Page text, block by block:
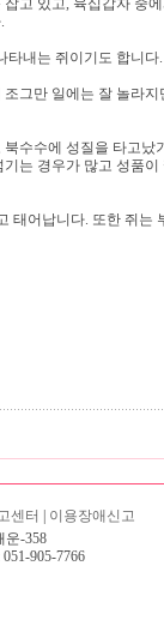
고 있고, 육십갑자 중
타내는 쥐이기도 합니다.
그만 일에는 잘 놀라지
수수에 성질을 타고났
는 경우가 많고 성품이
태어납니다. 또한 쥐는
센터
이용장애신고
운-358
905-7766